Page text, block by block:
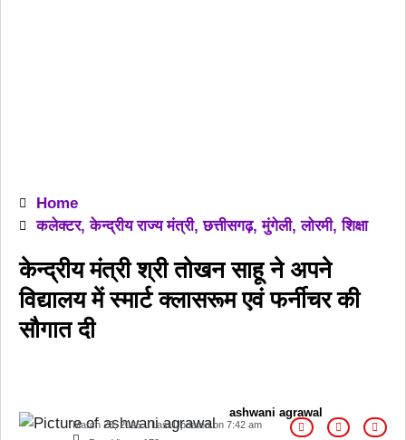
Home
कलेक्टर,केन्द्रीय राज्य मंत्री,छत्तीसगढ़,मुंगेली,लोरमी,शिक्षा
केन्द्रीय मंत्री श्री तोखन साहू ने अपने
विद्यालय में स्मार्ट क्लासरूम एवं फर्नीचर की
सौगात दी
ashwani agrawal
March 23, 2025 Last Updated on 7:42 am